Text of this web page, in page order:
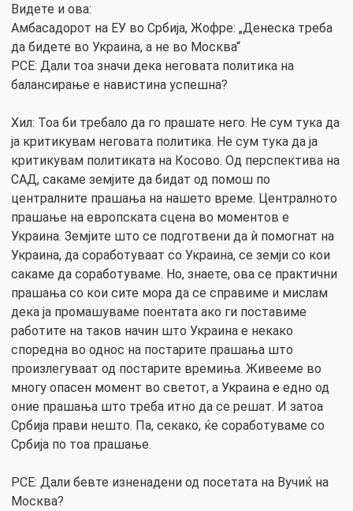
Видете и ова:
Амбасадорот на ЕУ во Србија, Жофре: „Денеска треба
да бидете во Украина, а не во Москва“
РСЕ: Дали тоа значи дека неговата политика на
балансирање е навистина успешна?
Хил: Тоа би требало да го прашате него. Не сум тука да
ја критикувам неговата политика. Не сум тука да ја
критикувам политиката на Косово. Од перспектива на
САД, сакаме земјите да бидат од помош по
централните прашања на нашето време. Централното
прашање на европската сцена во моментов е
Украина. Земјите што се подготвени да ѝ помогнат на
Украина, да соработуваат со Украина, се земји со кои
сакаме да соработуваме. Но, знаете, ова се практични
прашања со кои сите мора да се справиме и мислам
дека ја промашуваме поентата ако ги поставиме
работите на таков начин што Украина е некако
споредна во однос на постарите прашања што
произлегуваат од постарите времиња. Живееме во
многу опасен момент во светот, а Украина е едно од
оние прашања што треба итно да се решат. И затоа
Србија прави нешто. Па, секако, ќе соработуваме со
Србија по тоа прашање.
РСЕ: Дали бевте изненадени од посетата на Вучиќ на
Москва?